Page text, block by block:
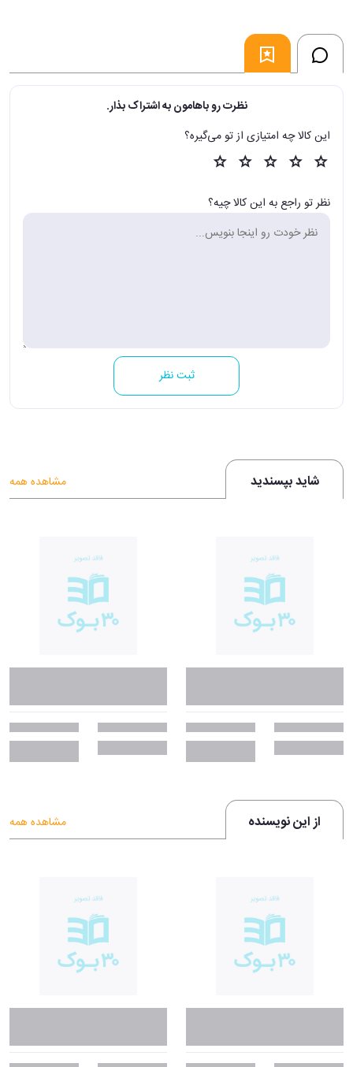
نظرت رو باهامون به اشتراک بذار.
این کالا چه امتیازی از تو می‌گیره؟
نظر تو راجع به این کالا چیه؟
ثبت نظر
شاید بپسندید مشاهده همه
از این نویسنده مشاهده همه